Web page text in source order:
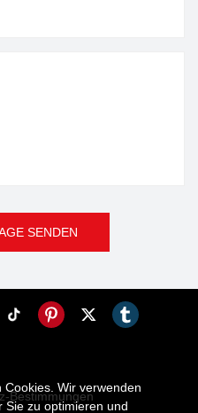
SENDEN
Bestimmungen
Cookies. Wir verwenden
Sie zu optimieren und